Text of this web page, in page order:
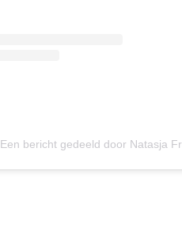
Een bericht gedeeld door Natasja